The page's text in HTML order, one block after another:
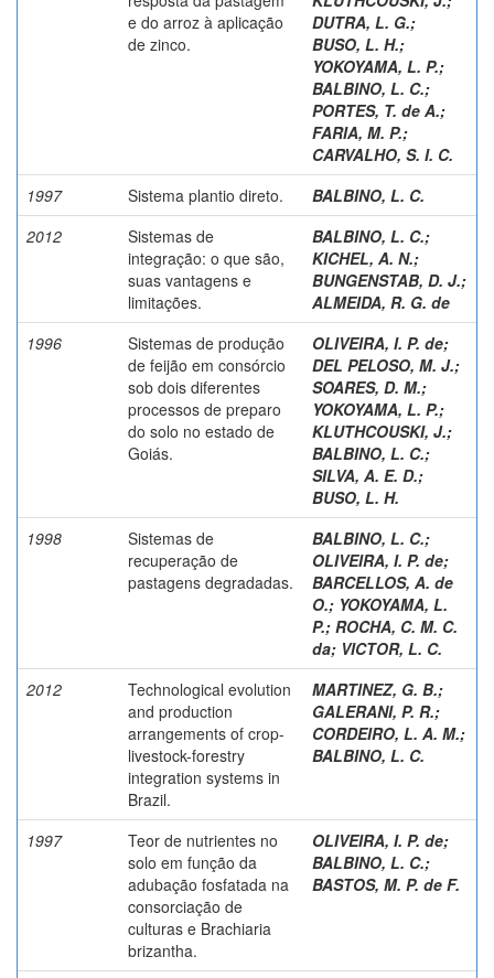
e do arroz à aplicação
de zinco.
DUTRA, L. G.;
BUSO, L. H.;
YOKOYAMA, L. P.;
BALBINO, L. C.;
PORTES, T. de A.;
FARIA, M. P.;
CARVALHO, S. I. C.
1997
Sistema plantio direto.
BALBINO, L. C.
2012
Sistemas de
integração: o que são,
suas vantagens e
limitações.
BALBINO, L. C.;
KICHEL, A. N.;
BUNGENSTAB, D. J.;
ALMEIDA, R. G. de
1996
Sistemas de produção
de feijão em consórcio
sob dois diferentes
processos de preparo
do solo no estado de
Goiás.
OLIVEIRA, I. P. de;
DEL PELOSO, M. J.;
SOARES, D. M.;
YOKOYAMA, L. P.;
KLUTHCOUSKI, J.;
BALBINO, L. C.;
SILVA, A. E. D.;
BUSO, L. H.
1998
Sistemas de
recuperação de
pastagens degradadas.
BALBINO, L. C.;
OLIVEIRA, I. P. de;
BARCELLOS, A. de
O.; YOKOYAMA, L.
P.; ROCHA, C. M. C.
da; VICTOR, L. C.
2012
Technological evolution
and production
arrangements of crop-
livestock-forestry
integration systems in
Brazil.
MARTINEZ, G. B.;
GALERANI, P. R.;
CORDEIRO, L. A. M.;
BALBINO, L. C.
1997
Teor de nutrientes no
solo em função da
adubação fosfatada na
consorciação de
culturas e Brachiaria
brizantha.
OLIVEIRA, I. P. de;
BALBINO, L. C.;
BASTOS, M. P. de F.